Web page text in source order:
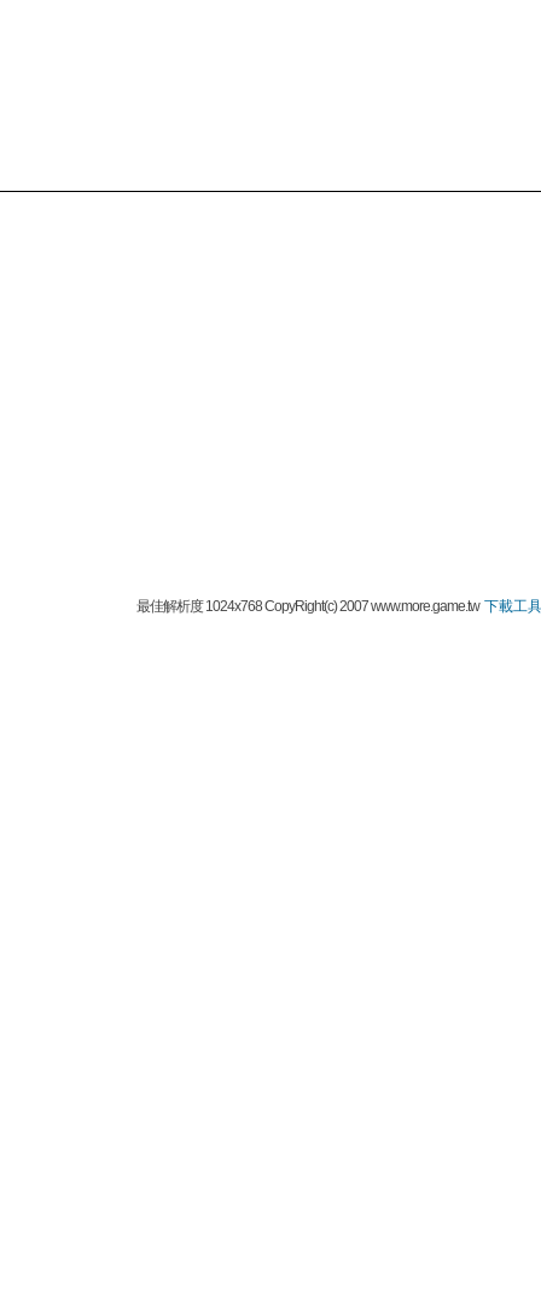
最佳解析度 1024x768 CopyRight(c) 2007 www.more.game.tw下載工